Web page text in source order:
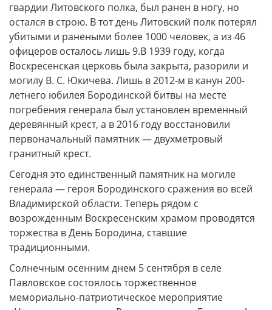
гвардии Литовского полка, был ранен в ногу, но
остался в строю. В тот день Литовский полк потерял
убитыми и ранеными более 1000 человек, а из 46
офицеров осталось лишь 9.В 1939 году, когда
Воскресенская церковь была закрыта, разорили и
могилу В. С. Юкичева. Лишь в 2012-м в канун 200-
летнего юбилея Бородинской битвы на месте
погребения генерала был установлен временный
деревянный крест, а в 2016 году восстановили
первоначальный памятник — двухметровый
гранитный крест.
Сегодня это единственный памятник на могиле
генерала — героя Бородинского сражения во всей
Владимирской области. Теперь рядом с
возрожденным Воскресенским храмом проводятся
торжества в День Бородина, ставшие
традиционными.
Солнечным осенним днем 5 сентября в селе
Павловское состоялось торжественное
мемориально-патриотическое мероприятие